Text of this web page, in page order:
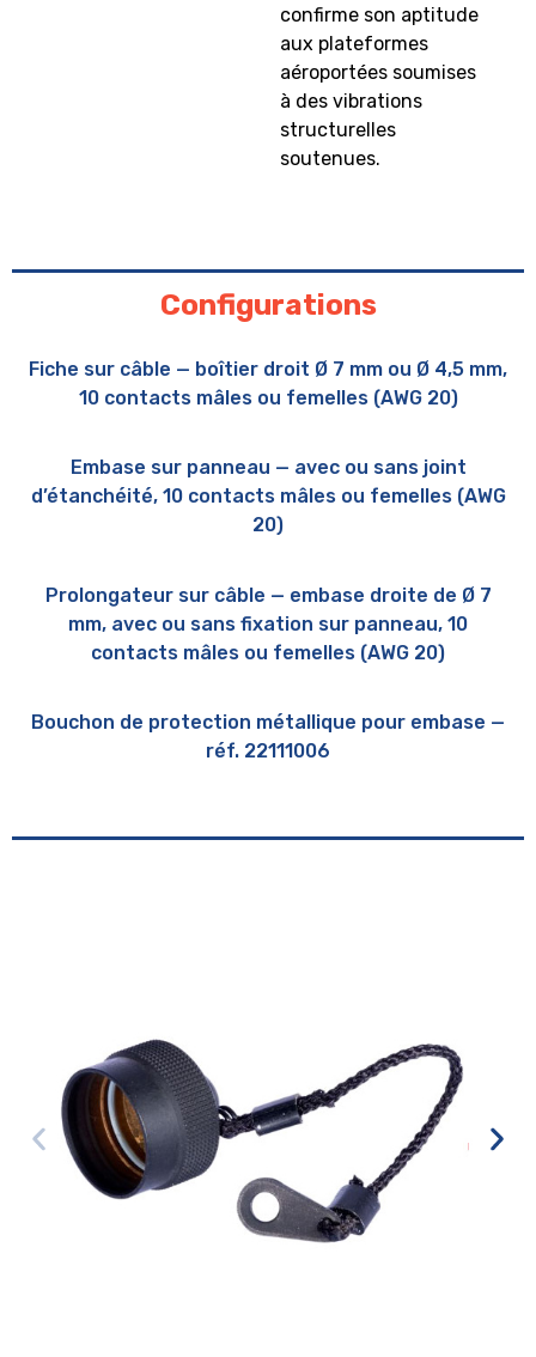
confirme son aptitude
aux plateformes
aéroportées soumises
à des vibrations
structurelles
soutenues.
Configurations
Fiche sur câble — boîtier droit Ø 7 mm ou Ø 4,5 mm,
10 contacts mâles ou femelles (AWG 20)
Embase sur panneau — avec ou sans joint
d’étanchéité, 10 contacts mâles ou femelles (AWG
20)
Prolongateur sur câble — embase droite de Ø 7
mm, avec ou sans fixation sur panneau, 10
contacts mâles ou femelles (AWG 20)
Bouchon de protection métallique pour embase —
réf. 22111006